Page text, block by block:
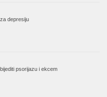
depresiju
psorijazu i ekcem